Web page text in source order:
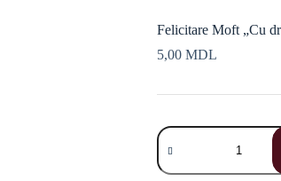
Felicitare Moft „Cu
5,00 MDL
Cantitate
Felicitare
Moft
„Cu